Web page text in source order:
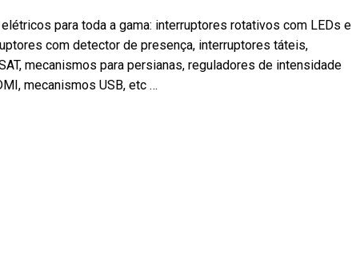
para toda a gama: interruptores rotativos com LEDs e
com detector de presença, interruptores táteis,
mecanismos para persianas, reguladores de intensidade
mecanismos USB, etc …